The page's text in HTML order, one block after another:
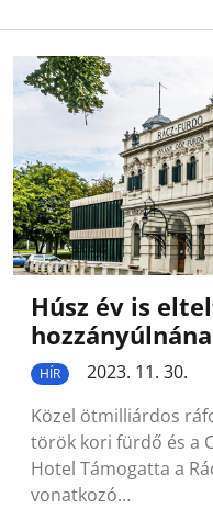
Húsz év is
HÍR
2023. 11. 30.
Közel ötmilliárdos
török kori fürdő és a
Hotel Támogatta a
vonatkozó…